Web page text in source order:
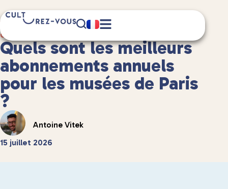
Culture
9 minute(s) de lecture
Quels sont les meilleurs
abonnements annuels
pour les musées de Paris
?
Antoine Vitek
15 juillet 2026